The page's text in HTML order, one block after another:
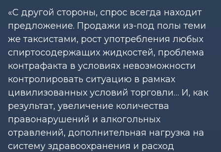
«С другой стороны, спрос всегда находит
предложение. Продажи из-под полы теми
же таксистами, рост употребления любых
спиртосодержащих жидкостей, проблема
контрафакта в условиях невозможности
контролировать ситуацию в рамках
цивилизованных условий торговли… И, как
результат, увеличение количества
правонарушений и алкогольных
отравлений, дополнительная нагрузка на
систему здравоохранения и расход